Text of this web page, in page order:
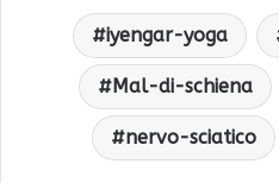
iyengar-yoga
Mal-di-schiena
nervo-sciatico